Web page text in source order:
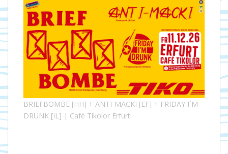
BRIEFBOMBE [HH] + ANTI-MACKI [EF] + FRIDAY I´M
DRUNK [IL] | Café Tikolor Erfurt